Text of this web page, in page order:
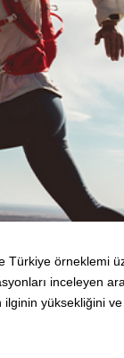
Türkiye örneklemi
inceleyen
yüksekliğini ve